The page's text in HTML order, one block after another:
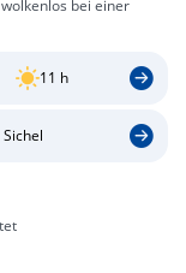
bei einer
11 h